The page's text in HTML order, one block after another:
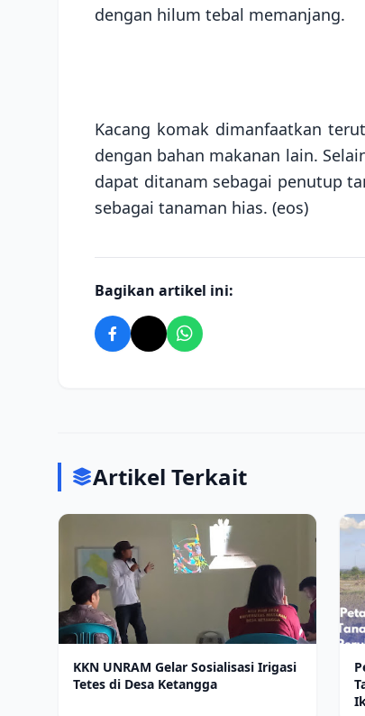
dengan hilum tebal memanjang.
Kacang komak dimanfaatkan
dengan bahan makanan lain.
dapat ditanam sebagai penutup
sebagai tanaman hias. (eos)
Bagikan artikel ini:
Artikel Terkait
KKN UNRAM Gelar Sosialisasi Irigasi
Tetes di Desa Ketangga